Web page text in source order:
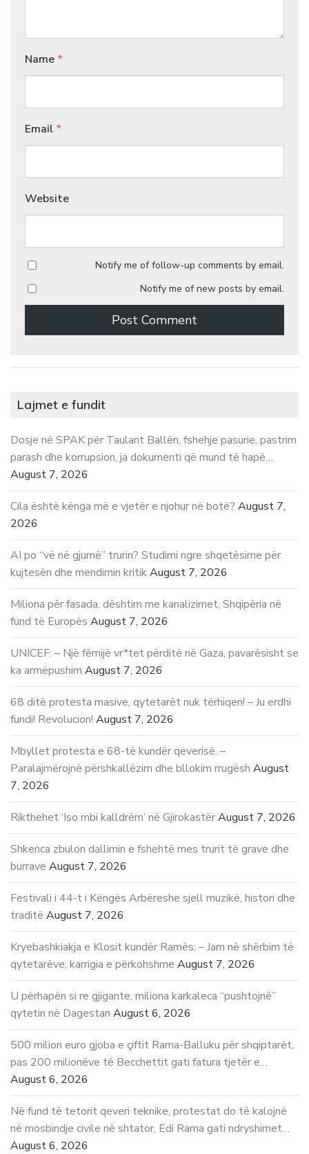
Name *
Email *
Website
Notify me of follow-up comments by email.
Notify me of new posts by email.
Lajmet e fundit
Dosje në SPAK për Taulant Ballën, fshehje pasurie, pastrim
parash dhe korrupsion, ja dokumenti që mund të hapë…
August 7, 2026
Cila është kënga më e vjetër e njohur në botë? August 7,
2026
AI po “vë në gjumë” trurin? Studimi ngre shqetësime për
kujtesën dhe mendimin kritikAugust 7, 2026
Miliona për fasada, dështim me kanalizimet, Shqipëria në
fund të Europës August 7, 2026
UNICEF: – Një fëmijë vr*tet përditë në Gaza, pavarësisht se
ka armëpushim August 7, 2026
68 ditë protesta masive, qytetarët nuk tërhiqen! – Ju erdhi
fundi! Revolucion! August 7, 2026
Mbyllet protesta e 68-të kundër qeverisë. –
Paralajmërojnë përshkallëzim dhe bllokim rrugësh August
7, 2026
Rikthehet ‘Iso mbi kalldrëm’ në GjirokastërAugust 7, 2026
Shkenca zbulon dallimin e fshehtë mes trurit të grave dhe
burrave August 7, 2026
Festivali i 44-t i Këngës Arbëreshe sjell muzikë, histori dhe
traditë August 7, 2026
Kryebashkiakja e Klosit kundër Ramës: – Jam në shërbim të
qytetarëve, karrigia e përkohshme August 7, 2026
U përhapën si re gjigante, miliona karkaleca “pushtojnë”
qytetin në Dagestan August 6, 2026
500 milion euro gjoba e çiftit Rama-Balluku për shqiptarët,
pas 200 milionëve të Becchettit gati fatura tjetër e…
August 6, 2026
Në fund të tetorit qeveri teknike, protestat do të kalojnë
në mosbindje civile në shtator, Edi Rama gati ndryshimet…
August 6, 2026